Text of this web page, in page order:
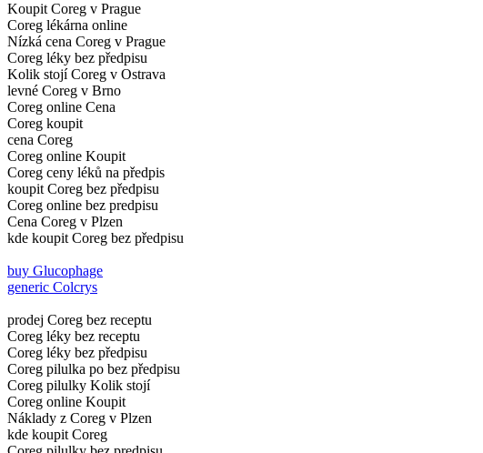
Koupit Coreg v Prague
Coreg lékárna online
Nízká cena Coreg v Prague
Coreg léky bez předpisu
Kolik stojí Coreg v Ostrava
levné Coreg v Brno
Coreg online Cena
Coreg koupit
cena Coreg
Coreg online Koupit
Coreg ceny léků na předpis
koupit Coreg bez předpisu
Coreg online bez predpisu
Cena Coreg v Plzen
kde koupit Coreg bez předpisu
buy Glucophage
generic Colcrys
prodej Coreg bez receptu
Coreg léky bez receptu
Coreg léky bez předpisu
Coreg pilulka po bez předpisu
Coreg pilulky Kolik stojí
Coreg online Koupit
Náklady z Coreg v Plzen
kde koupit Coreg